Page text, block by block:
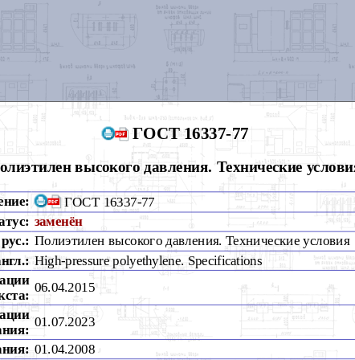
ГОСТ 16337-77
высокого давления. Технические
ГОСТ 16337-77
заменён
Полиэтилен высокого давления. Технические условия
High-pressure polyethylene. Specifications
06.04.2015
01.07.2023
01.04.2008